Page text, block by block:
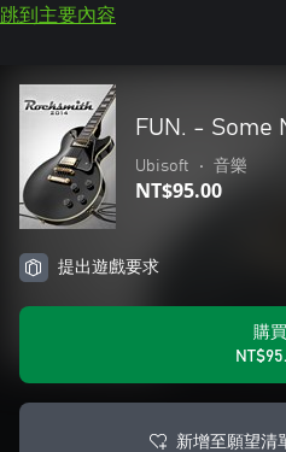
跳到主要內容
FUN. - Some
Ubisoft • 音樂
NT$95.00
提出遊戲要求
購買
新增至願望清